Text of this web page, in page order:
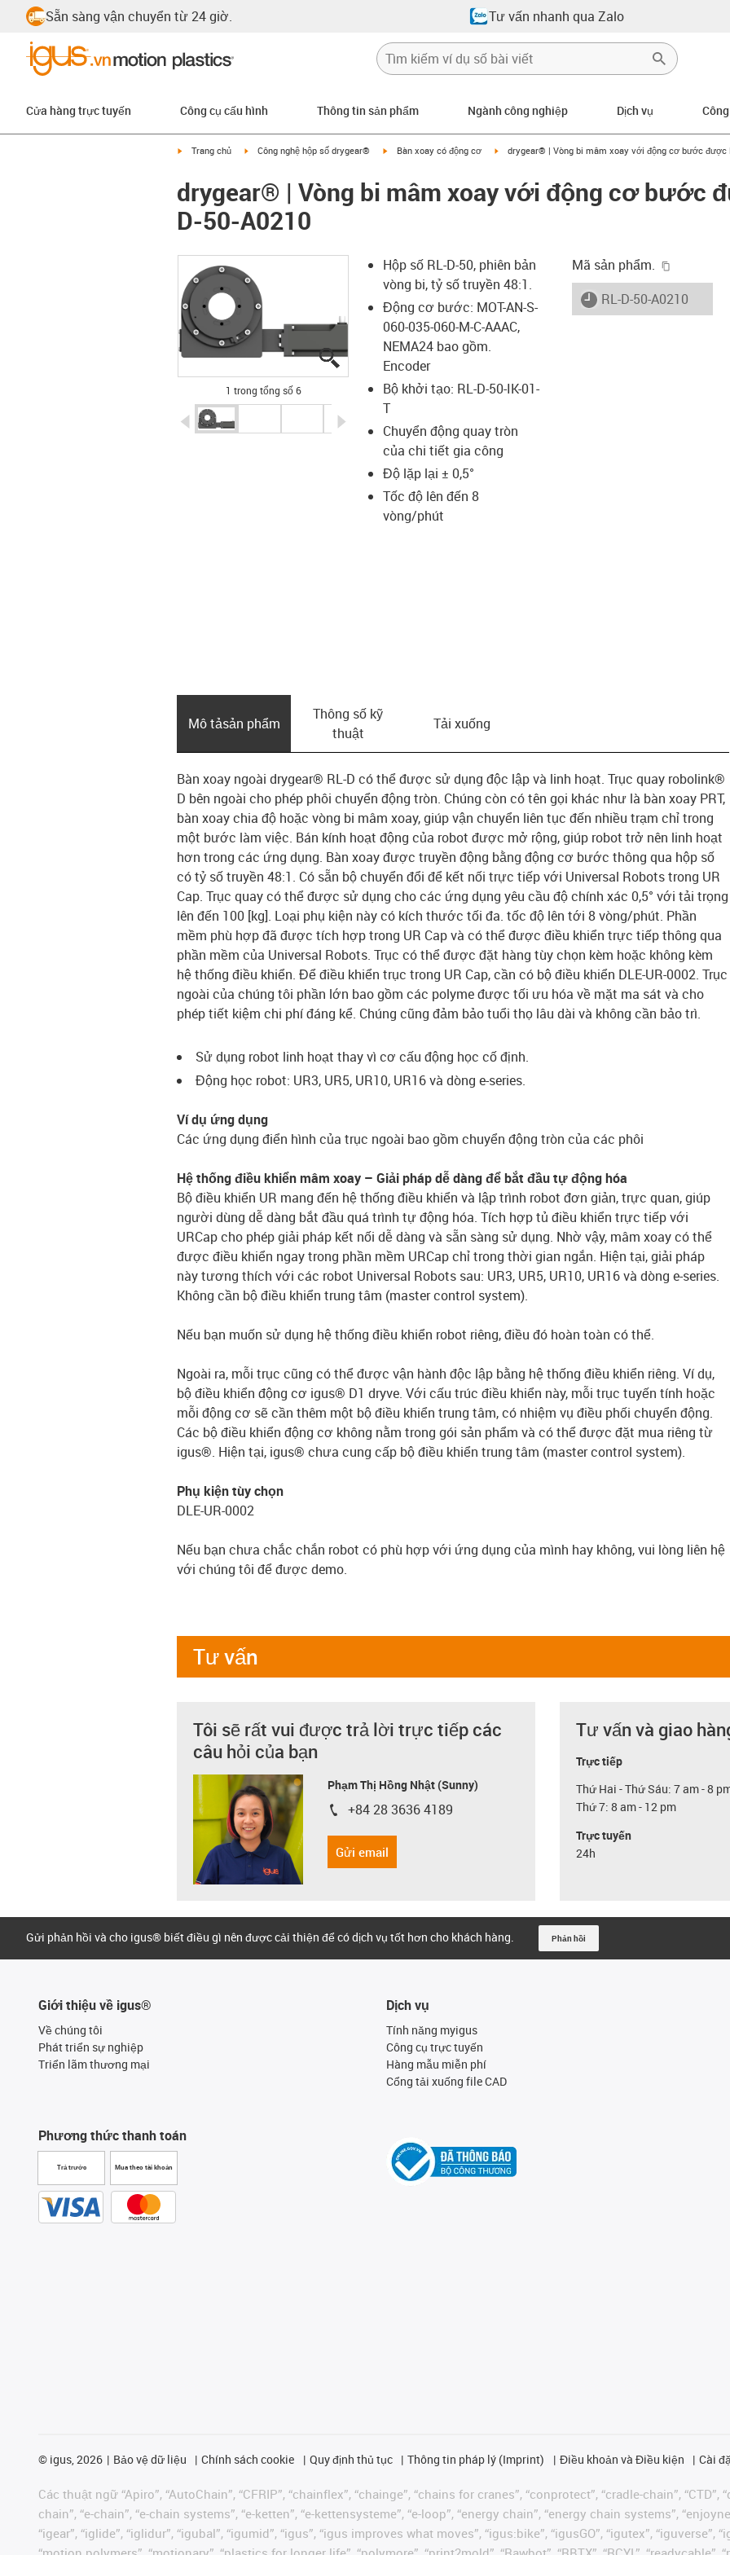
Sẵn sàng vận chuyển từ 24 giờ. Tư vấn nhanh qua Zalo
Cửa hàng trực tuyến Công cụ cấu hình Thông tin sản phẩm Ngành công nghiệp Dịch vụ
igus-icon-arrow-right
Trang chủ igus-icon-arrow-right
Công nghệ hộp số drygear® igus-icon-arrow-right
Bàn xoay có động cơ igus-icon-arrow-right
drygear® | Vòng bi mâm xoay với động cơ bước được
drygear® | Vòng bi mâm xoay với động cơ bước
D-50-A0210
igus-icon-lupe
igus-icon-lupe
igus-icon-lupe
igus-icon-lupe
igus-icon-lupe
igus-icon-lupe
1 trong tổng số 6
igus-icon-arrow-left
Hộp số RL-D-50, phiên bản
vòng bi, tỷ số truyền 48:1.
Động cơ bước: MOT-AN-S-
060-035-060-M-C-AAAC,
NEMA24 bao gồm.
Encoder
Bộ khởi tạo: RL-D-50-IK-01-
T
Chuyển động quay tròn
của chi tiết gia công
Độ lặp lại ± 0,5°
Tốc độ lên đến 8
vòng/phút
Mã sản phẩm.
igus-icon-lieferzeit
RL-D-50-A0210
Mô tả­sản phẩm
Thông số kỹ
thuật
Tải xuống
Bàn xoay ngoài drygear® RL-D có thể được sử dụng độc lập và linh hoạt. Trục quay robolink®
D bên ngoài cho phép phôi chuyển động tròn. Chúng còn có tên gọi khác như là bàn xoay PRT,
bàn xoay chia độ hoặc vòng bi mâm xoay, giúp vận chuyển liên tục đến nhiều trạm chỉ trong
một bước làm việc. Bán kính hoạt động của robot được mở rộng, giúp robot trở nên linh hoạt
hơn trong các ứng dụng. Bàn xoay được truyền động bằng động cơ bước thông qua hộp số
có tỷ số truyền 48:1. Có sẵn bộ chuyển đổi để kết nối trực tiếp với Universal Robots trong UR
Cap. Trục quay có thể được sử dụng cho các ứng dụng yêu cầu độ chính xác 0,5° với tải trọng
lên đến 100 [kg]. Loại phụ kiện này có kích thước tối đa. tốc độ lên tới 8 vòng/phút. Phần
mềm phù hợp đã được tích hợp trong UR Cap và có thể được điều khiển trực tiếp thông qua
phần mềm của Universal Robots. Trục có thể được đặt hàng tùy chọn kèm hoặc không kèm
hệ thống điều khiển. Để điều khiển trục trong UR Cap, cần có bộ điều khiển DLE-UR-0002. Trục
ngoài của chúng tôi phần lớn bao gồm các polyme được tối ưu hóa về mặt ma sát và cho
phép tiết kiệm chi phí đáng kể. Chúng cũng đảm bảo tuổi thọ lâu dài và không cần bảo trì.
Sử dụng robot linh hoạt thay vì cơ cấu động học cố định.
Động học robot: UR3, UR5, UR10, UR16 và dòng e-series.
Ví dụ ứng dụng
Các ứng dụng điển hình của trục ngoài bao gồm chuyển động tròn của các phôi
Hệ thống điều khiển mâm xoay – Giải pháp dễ dàng để bắt đầu tự động hóa
Bộ điều khiển UR mang đến hệ thống điều khiển và lập trình robot đơn giản, trực quan, giúp
người dùng dễ dàng bắt đầu quá trình tự động hóa. Tích hợp tủ điều khiển trực tiếp với
URCap cho phép giải pháp kết nối dễ dàng và sẵn sàng sử dụng. Nhờ vậy, mâm xoay có thể
được điều khiển ngay trong phần mềm URCap chỉ trong thời gian ngắn. Hiện tại, giải pháp
này tương thích với các robot Universal Robots sau: UR3, UR5, UR10, UR16 và dòng e-series.
Không cần bộ điều khiển trung tâm (master control system).
Nếu bạn muốn sử dụng hệ thống điều khiển robot riêng, điều đó hoàn toàn có thể.
Ngoài ra, mỗi trục cũng có thể được vận hành độc lập bằng hệ thống điều khiển riêng. Ví dụ,
bộ điều khiển động cơ igus® D1 dryve. Với cấu trúc điều khiển này, mỗi trục tuyến tính hoặc
mỗi động cơ sẽ cần thêm một bộ điều khiển trung tâm, có nhiệm vụ điều phối chuyển động.
Các bộ điều khiển động cơ không nằm trong gói sản phẩm và có thể được đặt mua riêng từ
igus®. Hiện tại, igus® chưa cung cấp bộ điều khiển trung tâm (master control system).
Phụ kiện tùy chọn
DLE-UR-0002
Nếu bạn chưa chắc chắn robot có phù hợp với ứng dụng của mình hay không, vui lòng liên hệ
với chúng tôi để được demo.
Tư vấn
Tôi sẽ rất vui được trả lời trực tiếp các
câu hỏi của bạn
Phạm Thị Hồng Nhật (Sunny)
igus-icon-phone
+84 28 3636 4189
Gửi email
Tư vấn và giao
Trực tiếp
Thứ Hai - Thứ Sáu: 7 am - 8
Thứ 7: 8 am - 12 pm
Trực tuyến
24h
Gửi phản hồi và cho igus® biết điều gì nên được cải thiện để có dịch vụ tốt hơn cho khách hàng. Phản hồi
Giới thiệu về igus®
Về chúng tôi
Phát triển sự nghiệp
Triển lãm thương mại
Phương thức thanh toán
Trả trước Mua theo tài khoản
Dịch vụ
Tính năng myigus
Công cụ trực tuyến
Hàng mẫu miễn phí
Cổng tải xuống file CAD
© igus, 2026 Bảo vệ dữ liệu Chính sách cookie Quy định thủ tục Thông tin pháp lý (Imprint) Điều khoản và Điều kiện Cài
Các thuật ngữ “Apiro”, “AutoChain”, “CFRIP”, “chainflex”, “chainge”, “chains for cranes”, “conprotect”, “cradle-chain”, “CTD”,
chain”, “e-chain”, “e-chain systems”, “e-ketten”, “e-kettensysteme”, “e-loop”, “energy chain”, “energy chain systems”,
“igear”, “iglide”, “iglidur”, “igubal”, “igumid”, “igus”, “igus improves what moves”, “igus:bike”, “igusGO”, “igutex”, “iguverse”,